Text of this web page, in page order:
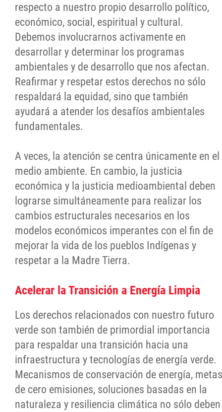
respecto a nuestro propio desarrollo político,
económico, social, espiritual y cultural.
Debemos involucrarnos activamente en
desarrollar y determinar los programas
ambientales y de desarrollo que nos afectan.
Reafirmar y respetar estos derechos no sólo
respaldará la equidad, sino que también
ayudará a atender los desafíos ambientales
fundamentales.
A veces, la atención se centra únicamente en el
medio ambiente. En cambio, la justicia
económica y la justicia medioambiental deben
lograrse simultáneamente para realizar los
cambios estructurales necesarios en los
modelos económicos imperantes con el fin de
mejorar la vida de los pueblos Indígenas y
respetar a la Madre Tierra.
Acelerar la Transición a Energía Limpia
Los derechos relacionados con nuestro futuro
verde son también de primordial importancia
para respaldar una transición hacia una
infraestructura y tecnologías de energía verde.
Mecanismos de conservación de energía, metas
de cero emisiones, soluciones basadas en la
naturaleza y resiliencia climática no sólo deben